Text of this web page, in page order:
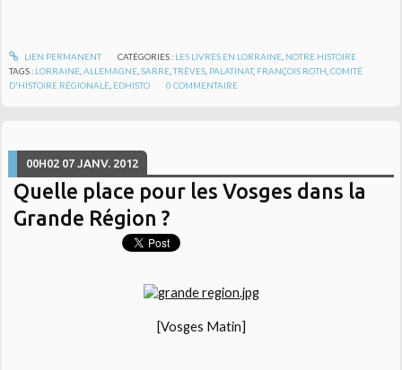
LIEN PERMANENT CATÉGORIES : LES LIVRES EN LORRAINE, NOTRE HISTOIRE
TAGS : LORRAINE ,ALLEMAGNE ,SARRE ,TRÈVES PALATINAT, FRANÇOIS ROTH ,COMITÉ
D'HISTOIRE RÉGIONALE EDHISTO 0 COMMENTAIRE
00H02 07 JANV. 2012
Quelle place pour les Vosges dans la
Grande Région ?
[Vosges Matin]